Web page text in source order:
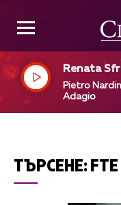
Renata
Pietro
Adagio
ТЪРСЕНЕ: